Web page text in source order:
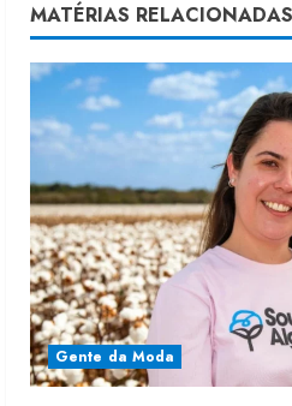
e
R
e
a
d
i
n
g
MATÉRIAS RELACIONADAS
Gente da Moda